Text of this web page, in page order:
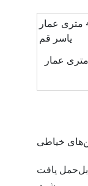
تعمیرات تلویزیون سونی در 45 متری عمار
خیاطی
یافت